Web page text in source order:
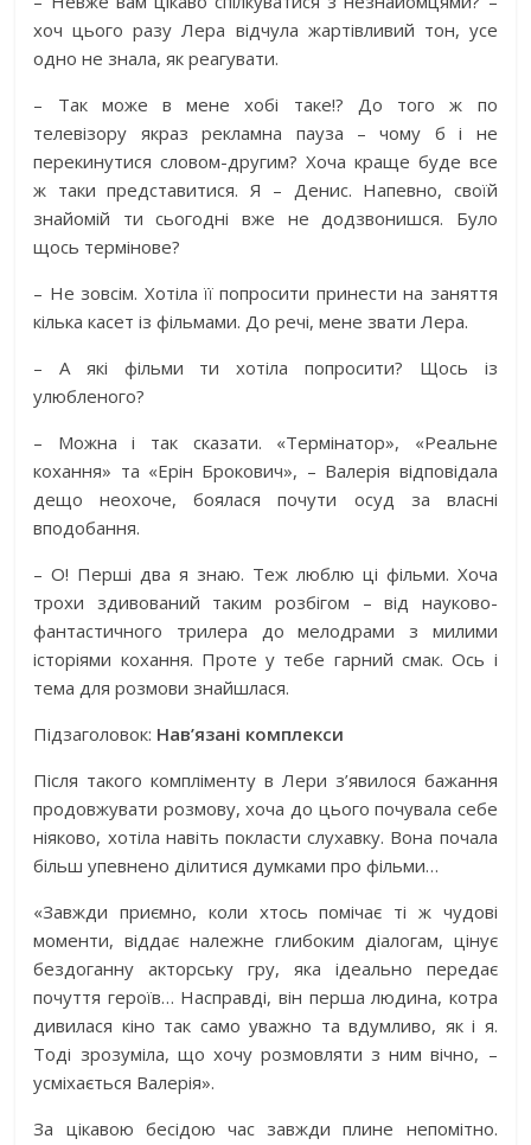
хоч цього разу Лера відчула жартівливий тон, усе
одно не знала, як реагувати.
– Так може в мене хобі таке!? До того ж по
телевізору якраз рекламна пауза – чому б і не
перекинутися словом-другим? Хоча краще буде все
ж таки представитися. Я – Денис. Напевно, своїй
знайомій ти сьогодні вже не додзвонишся. Було
щось термінове?
– Не зовсім. Хотіла її попросити принести на заняття
кілька касет із фільмами. До речі, мене звати Лера.
– А які фільми ти хотіла попросити? Щось із
улюбленого?
– Можна і так сказати. «Термінатор», «Реальне
кохання» та «Ерін Брокович», – Валерія відповідала
дещо неохоче, боялася почути осуд за власні
вподобання.
– О! Перші два я знаю. Теж люблю ці фільми. Хоча
трохи здивований таким розбігом – від науково-
фантастичного трилера до мелодрами з милими
історіями кохання. Проте у тебе гарний смак. Ось і
тема для розмови знайшлася.
Підзаголовок: Нав’язані комплекси
Після такого компліменту в Лери з’явилося бажання
продовжувати розмову, хоча до цього почувала себе
ніяково, хотіла навіть покласти слухавку. Вона почала
більш упевнено ділитися думками про фільми…
«Завжди приємно, коли хтось помічає ті ж чудові
моменти, віддає належне глибоким діалогам, цінує
бездоганну акторську гру, яка ідеально передає
почуття героїв… Насправді, він перша людина, котра
дивилася кіно так само уважно та вдумливо, як і я.
Тоді зрозуміла, що хочу розмовляти з ним вічно, –
усміхається Валерія».
За цікавою бесідою час завжди плине непомітно.